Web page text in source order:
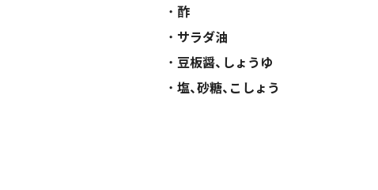
酢
サラダ油
豆板醤、しょうゆ
塩、砂糖、こしょう